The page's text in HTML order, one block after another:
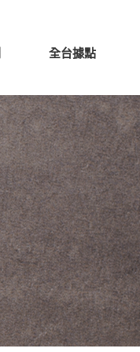
全台據點